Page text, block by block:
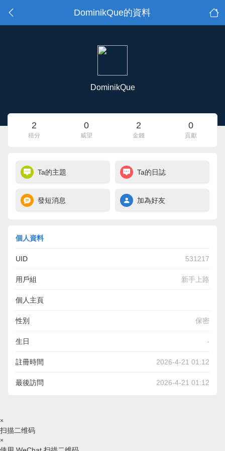
DominikQue的資料
DominikQue
2
積分
0
威望
2
金錢
0
貢獻
Ta的主題 Ta的日誌
發短消息 加為好友
個人資料
UID 531217
用戶組 新手上路
個人主頁
https://top-5-best-translation-earbuds.s3.us-east-
2.amazonaws.com/index.html
性別 保密
生日 -
註冊時間 2026-4-21 01:12
最後訪問 2026-4-21 01:12
×
扫描二维码
×